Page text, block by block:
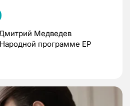
Медведев
программе ЕР